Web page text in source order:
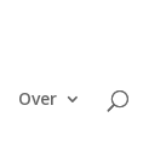
Over